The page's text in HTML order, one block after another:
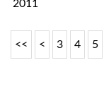
2011
<< < 3 4 5